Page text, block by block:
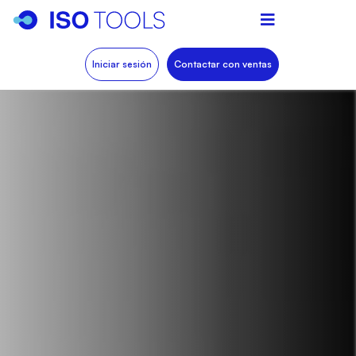
Iniciar sesión Contactar con ventas